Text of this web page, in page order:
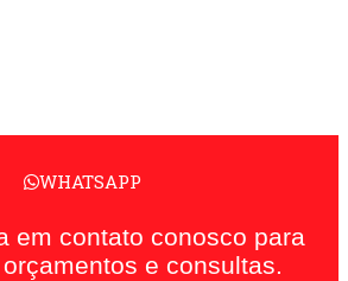
WHATSAPP
em contato conosco para
e consultas.